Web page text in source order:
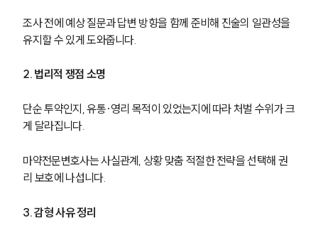
조사 전에 예상 질문과 답변 방향을 함께 준비해 진술의 일관성을
유지할 수 있게 도와줍니다.
2. 법리적 쟁점 소명
단순 투약인지, 유통·영리 목적이 있었는지에 따라 처벌 수위가 크
게 달라집니다.
마약전문변호사는 사실관계, 상황 맞춤 적절한 전략을 선택해 권
리 보호에 나섭니다.
3. 감형 사유 정리